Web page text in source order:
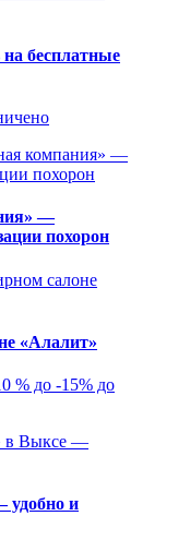
бесплатные
—
похорон
«Алалит»
% до -15% до
и